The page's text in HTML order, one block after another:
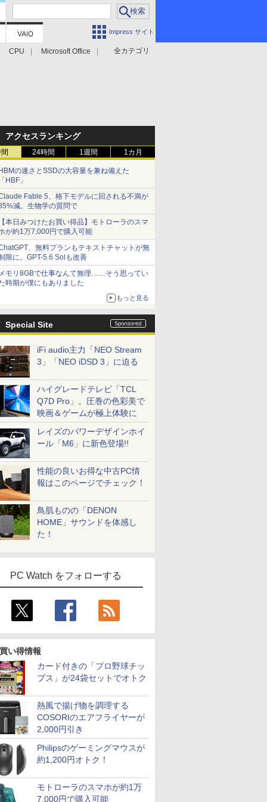
Impress サイト
全カテゴリ
CPU Microsoft Office
アクセスランキング
24時間 1週間 1カ月
の速さとSSDの大容量を兼ね備えた
HBF」
Fable 5、格下モデルに回される不満が
減。生物学の質問で
本日みつけたお買い得品】モトローラのスマ
が約1万7,000円で購入可能
、無料プランもテキストチャットが無
限に。GPT-5.6 Solも改善
モリ8GBで仕事なんて無理……そう思ってい
時期が僕にもありました
もっと見る
Special Site
iFi audio主力「NEO Stream
3」「NEO iDSD 3」に迫る
ハイグレードテレビ「TCL
Q7D Pro」。圧巻の色彩美で
映画＆ゲームが極上体験に
レイズのパワーデザインホイ
ール「M6」に新色登場!!
性能の良いお得な中古PC情
報はこのページでチェック！
鳥肌ものの「DENON
HOME」サウンドを体感し
た！
PC Watch をフォローする
い得情報
カード付きの「プロ野球チッ
プス」が24袋セットでオトク
熱風で揚げ物を調理する
COSORIのエアフライヤーが
2,000円引き
Philipsのゲーミングマウスが
約1,200円オトク！
モトローラのスマホが約1万
7,000円で購入可能